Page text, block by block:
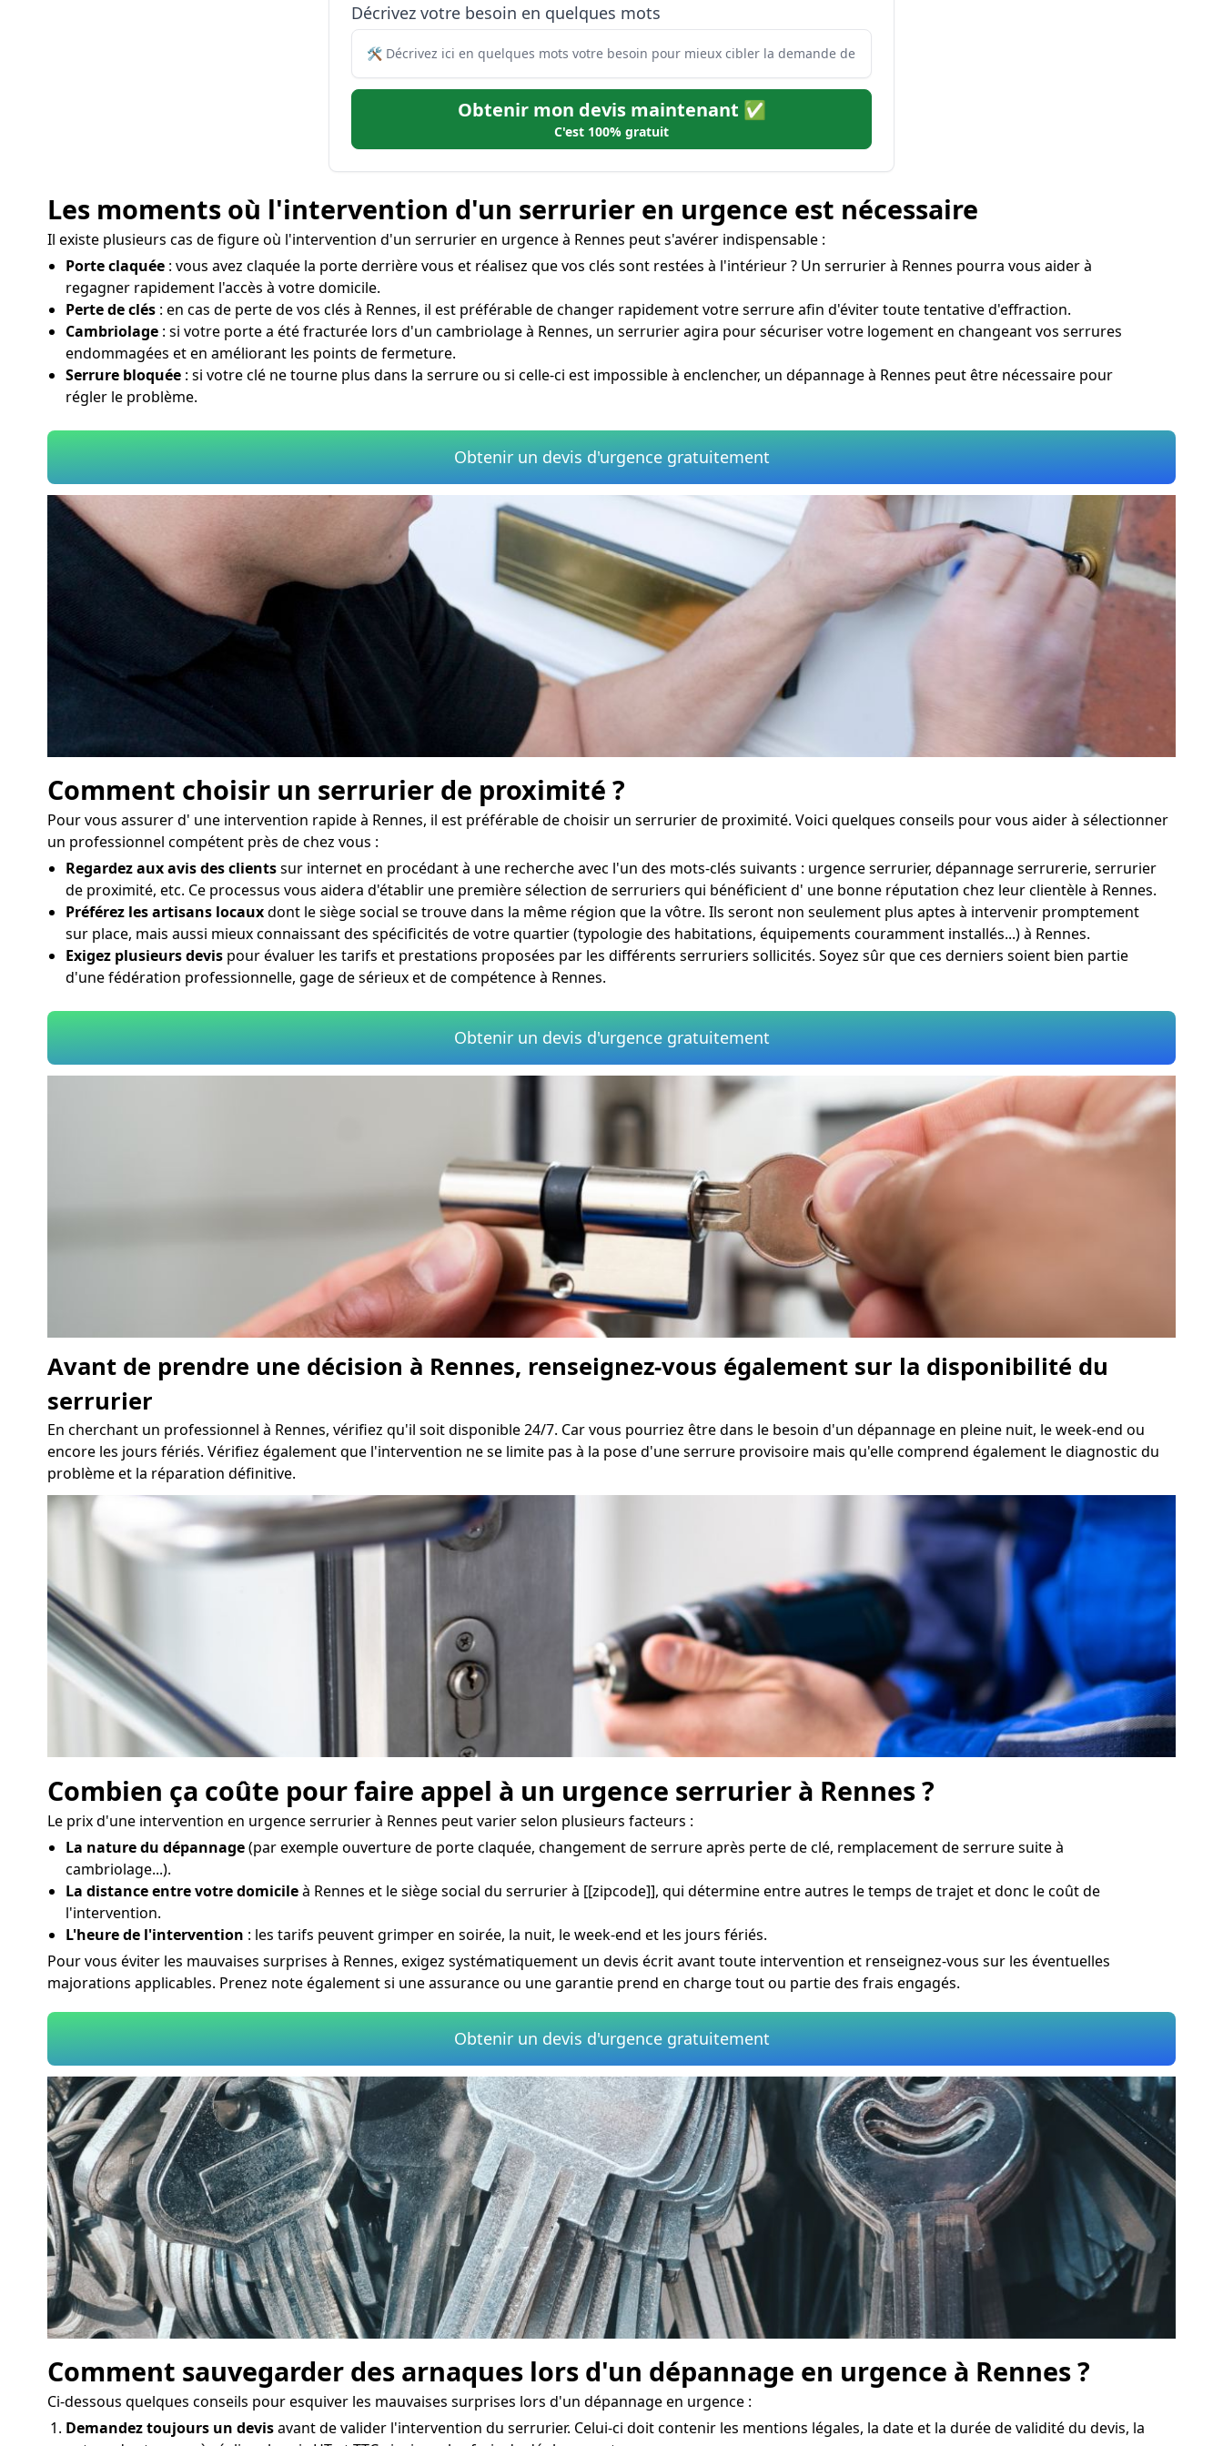
Décrivez votre besoin en quelques mots
Obtenir mon devis maintenant ✅
C'est 100% gratuit
Les moments où l'intervention d'un serrurier en urgence est nécessaire
Il existe plusieurs cas de figure où l'intervention d'un serrurier en urgence à Rennes peut s'avérer indispensable :
Porte claquée : vous avez claquée la porte derrière vous et réalisez que vos clés sont restées à l'intérieur ? Un serrurier à Rennes pourra vous aider à
regagner rapidement l'accès à votre domicile.
Perte de clés : en cas de perte de vos clés à Rennes, il est préférable de changer rapidement votre serrure afin d'éviter toute tentative d'effraction.
Cambriolage : si votre porte a été fracturée lors d'un cambriolage à Rennes, un serrurier agira pour sécuriser votre logement en changeant vos serrures
endommagées et en améliorant les points de fermeture.
Serrure bloquée : si votre clé ne tourne plus dans la serrure ou si celle-ci est impossible à enclencher, un dépannage à Rennes peut être nécessaire pour
régler le problème.
Obtenir un devis d'urgence gratuitement
Comment choisir un serrurier de proximité ?
Pour vous assurer d' une intervention rapide à Rennes, il est préférable de choisir un serrurier de proximité. Voici quelques conseils pour vous aider à sélectionner
un professionnel compétent près de chez vous :
Regardez aux avis des clientssur internet en procédant à une recherche avec l'un des mots-clés suivants : urgence serrurier, dépannage serrurerie, serrurier
de proximité, etc. Ce processus vous aidera d'établir une première sélection de serruriers qui bénéficient d' une bonne réputation chez leur clientèle à Rennes.
Préférez les artisans locauxdont le siège social se trouve dans la même région que la vôtre. Ils seront non seulement plus aptes à intervenir promptement
sur place, mais aussi mieux connaissant des spécificités de votre quartier (typologie des habitations, équipements couramment installés...) à Rennes.
Exigez plusieurs devis pour évaluer les tarifs et prestations proposées par les différents serruriers sollicités. Soyez sûr que ces derniers soient bien partie
d'une fédération professionnelle, gage de sérieux et de compétence à Rennes.
Obtenir un devis d'urgence gratuitement
Avant de prendre une décision à Rennes, renseignez-vous également sur la disponibilité du
serrurier
En cherchant un professionnel à Rennes, vérifiez qu'il soit disponible 24/7. Car vous pourriez être dans le besoin d'un dépannage en pleine nuit, le week-end ou
encore les jours fériés. Vérifiez également que l'intervention ne se limite pas à la pose d'une serrure provisoire mais qu'elle comprend également le diagnostic du
problème et la réparation définitive.
Combien ça coûte pour faire appel à un urgence serrurier à Rennes ?
Le prix d'une intervention en urgence serrurier à Rennes peut varier selon plusieurs facteurs :
La nature du dépannage(par exemple ouverture de porte claquée, changement de serrure après perte de clé, remplacement de serrure suite à
cambriolage...).
La distance entre votre domicileà Rennes et le siège social du serrurier à [[zipcode]], qui détermine entre autres le temps de trajet et donc le coût de
l'intervention.
L'heure de l'intervention : les tarifs peuvent grimper en soirée, la nuit, le week-end et les jours fériés.
Pour vous éviter les mauvaises surprises à Rennes, exigez systématiquement un devis écrit avant toute intervention et renseignez-vous sur les éventuelles
majorations applicables. Prenez note également si une assurance ou une garantie prend en charge tout ou partie des frais engagés.
Obtenir un devis d'urgence gratuitement
Comment sauvegarder des arnaques lors d'un dépannage en urgence à Rennes ?
Ci-dessous quelques conseils pour esquiver les mauvaises surprises lors d'un dépannage en urgence :
Demandez toujours un devisavant de valider l'intervention du serrurier. Celui-ci doit contenir les mentions légales, la date et la durée de validité du devis, la